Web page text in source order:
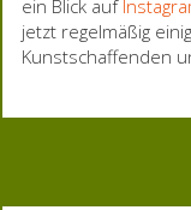
ein Blick auf
jetzt regelmäßig
Kunstschaffenden